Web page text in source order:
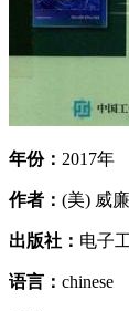
年份： 2017年
作者： (美) 威
出版社： 电子
语言： chinese